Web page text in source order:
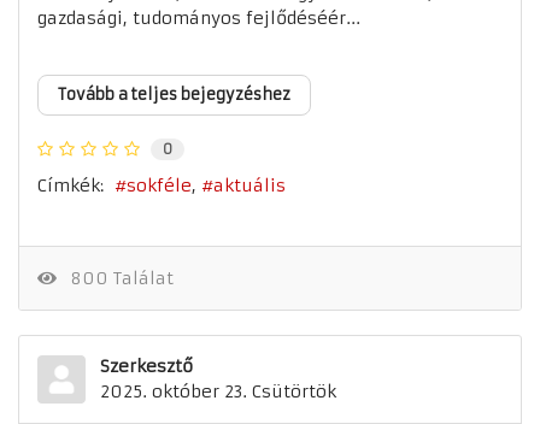
gazdasági, tudományos fejlődéséér...
Tovább a teljes bejegyzéshez
0
Címkék: sokféle aktuális
800 Találat
Szerkesztő
2025. október 23. Csütörtök